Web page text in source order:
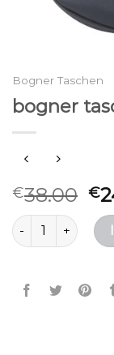
Bogner Taschen
bogner
€38.00 €
bogner taschen